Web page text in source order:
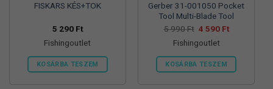
FISKARS KÉS+TOK
5 290 Ft
Fishingoutlet
KOSÁRBA TESZEM
Gerber 31-001050 Pocket
Tool Multi-Blade Tool
5 990Ft Original
was:
990 Ft.
4 590 FtCurrent
590 Ft.
Fishingoutlet
KOSÁRBA TESZEM